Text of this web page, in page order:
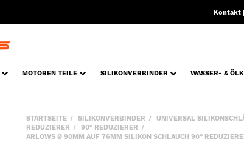
Kontakt
MOTOREN TEILE SILIKONVERBINDER
WASSER- &
STARTSEITE SILIKONVERBINDER UNIVERSAL
REDUZIERER
90° REDUZIERER
ARLOWS Ø 90MM AUF 76MM SILIKON SCHLAUCH 90°